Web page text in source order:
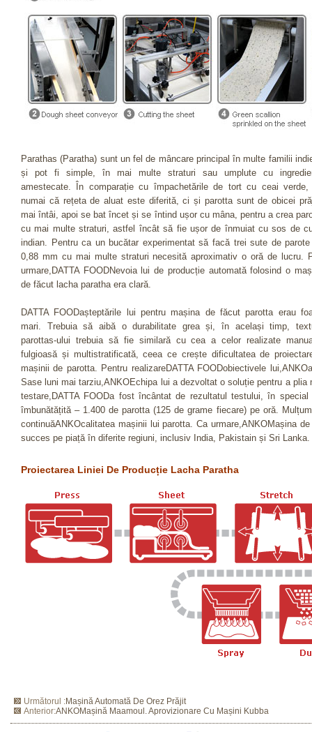
Parathas (Paratha) sunt un fel de mâncare principal în multe familii
și pot fi simple, în mai multe straturi sau umplute cu
amestecate. În comparație cu împachetările de tort cu ceai verde,
numai că rețeta de aluat este diferită, ci și parotta sunt de obicei
mai întâi, apoi se bat încet și se întind ușor cu mâna, pentru a crea
cu mai multe straturi, astfel încât să fie ușor de înmuiat cu sos de
indian. Pentru ca un bucătar experimentat să facă trei sute de
0,88 mm cu mai multe straturi necesită aproximativ o oră de lucru.
urmare,DATTA FOODNevoia lui de producție automată folosind o
de făcut lacha paratha era clară.
DATTA FOODașteptările lui pentru mașina de făcut parotta erau
mari. Trebuia să aibă o durabilitate grea și, în același timp,
parottas-ului trebuia să fie similară cu cea a celor realizate
fulgioasă și multistratificată, ceea ce crește dificultatea de
mașinii de parotta. Pentru realizareDATTA FOODobiectivele
Sase luni mai tarziu,ANKOEchipa lui a dezvoltat o soluție pentru a
testare,DATTA FOODa fost încântat de rezultatul testului, în
îmbunătățită – 1.400 de parotta (125 de grame fiecare) pe oră.
continuăANKOcalitatea mașinii lui parotta. Ca urmare,ANKOMașina
succes pe piață în diferite regiuni, inclusiv India, Pakistain și Sri Lanka.
Proiectarea Liniei De Producție Lacha Paratha
Următorul :Mașină Automată De Orez Prăjit
Anterior:ANKOMașină Maamoul. Aprovizionare Cu Mașini Kubba